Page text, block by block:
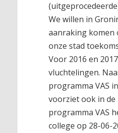
We willen in
aanraking komen
onze stad
Voor 2016 en
vluchtelingen.
programma VAS
voorziet ook in
programma VAS
college op 28-06-